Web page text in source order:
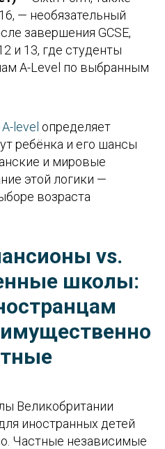
— необязательный
завершения GCSE,
и 13, где студенты
A-Level по выбранным
A-level определяет
ребёнка и его шансы
и мировые
этой логики —
возраста
vs.
школы:
Великобритании
иностранных детей
Частные независимые